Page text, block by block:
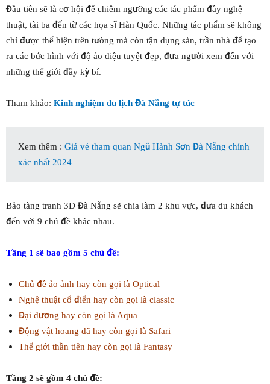
Đầu tiên sẽ là cơ hội để chiêm ngưỡng các tác phẩm đầy nghệ
thuật, tài ba đến từ các họa sĩ Hàn Quốc. Những tác phẩm sẽ không
chỉ được thể hiện trên tường mà còn tận dụng sàn, trần nhà để tạo
ra các bức hình với độ ảo diệu tuyệt đẹp, đưa người xem đến với
những thế giới đầy kỳ bí.
Tham khảo: Kinh nghiệm du lịch Đà Nẵng tự túc
Xem thêm : Giá vé tham quan Ngũ Hành Sơn Đà Nẵng chính
xác nhất 2024
Bảo tàng tranh 3D Đà Nẵng sẽ chia làm 2 khu vực, đưa du khách
đến với 9 chủ đề khác nhau.
Tầng 1 sẽ bao gồm 5 chủ đề:
Chủ đề ảo ảnh hay còn gọi là Optical
Nghệ thuật cổ điển hay còn gọi là classic
Đại dương hay còn gọi là Aqua
Động vật hoang dã hay còn gọi là Safari
Thế giới thần tiên hay còn gọi là Fantasy
Tầng 2 sẽ gồm 4 chủ đề: